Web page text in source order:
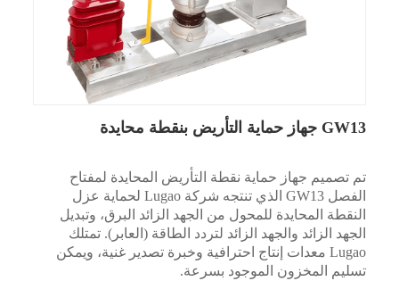
GW13 جهاز حماية التأريض بنقطة محايدة
تم تصميم جهاز حماية نقطة التأريض المحايدة لمفتاح
الفصل GW13 الذي تنتجه شركة Lugao لحماية عزل
النقطة المحايدة للمحول من الجهد الزائد البرق، وتبديل
الجهد الزائد والجهد الزائد لتردد الطاقة (العابر). تمتلك
Lugao معدات إنتاج احترافية وخبرة تصدير غنية، ويمكن
تسليم المخزون الموجود بسرعة.